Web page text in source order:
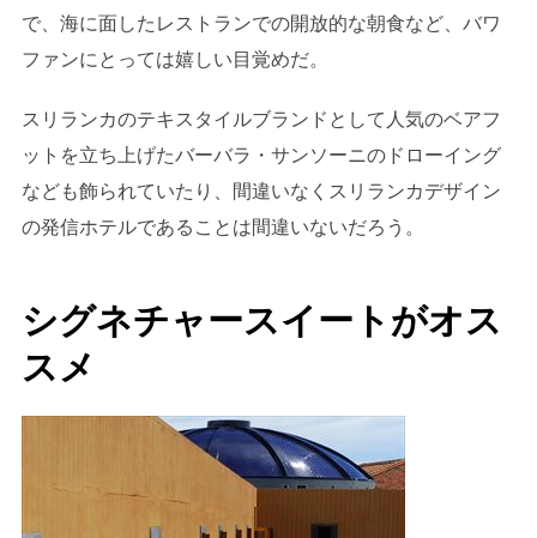
で、海に面したレストランでの開放的な朝食など、バワ
ファンにとっては嬉しい目覚めだ。
スリランカのテキスタイルブランドとして人気のベアフ
ットを立ち上げたバーバラ・サンソーニのドローイング
なども飾られていたり、間違いなくスリランカデザイン
の発信ホテルであることは間違いないだろう。
シグネチャースイートがオス
スメ